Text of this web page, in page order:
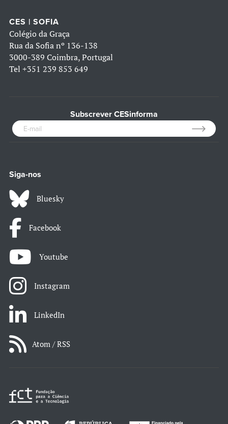
CES | SOFIA
Colégio da Graça
Rua da Sofia nº 136-138
3000-389 Coimbra, Portugal
Tel +351 239 853 649
Subscrever CESinforma
Siga-nos
Bluesky
Facebook
Youtube
Instagram
LinkedIn
Atom / RSS